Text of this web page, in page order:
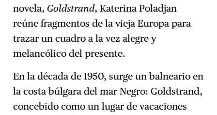
novela, Goldstrand, Katerina Poladjan
reúne fragmentos de la vieja Europa para
trazar un cuadro a la vez alegre y
melancólico del presente.
En la década de 1950, surge un balneario en
la costa búlgara del mar Negro: Goldstrand,
concebido como un lugar de vacaciones